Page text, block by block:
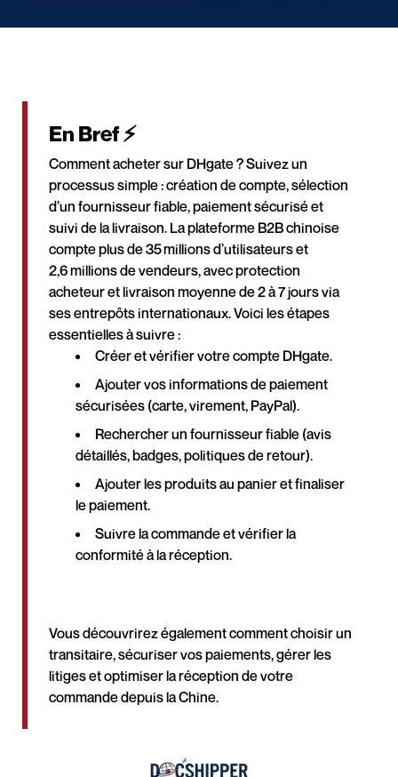
En Bref ⚡
Comment acheter sur DHgate ? Suivez un
processus simple : création de compte, sélection
d’un fournisseur fiable, paiement sécurisé et
suivi de la livraison. La plateforme B2B chinoise
compte plus de 35 millions d’utilisateurs et
2,6 millions de vendeurs, avec protection
acheteur et livraison moyenne de 2 à 7 jours via
ses entrepôts internationaux. Voici les étapes
essentielles à suivre :
Créer et vérifier votre compte DHgate.
Ajouter vos informations de paiement
sécurisées (carte, virement, PayPal).
Rechercher un fournisseur fiable (avis
détaillés, badges, politiques de retour).
Ajouter les produits au panier et finaliser
le paiement.
Suivre la commande et vérifier la
conformité à la réception.
Vous découvrirez également comment choisir un
transitaire, sécuriser vos paiements, gérer les
litiges et optimiser la réception de votre
commande depuis la Chine.